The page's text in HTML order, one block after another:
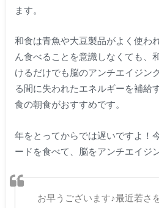
ます。
和食は青魚や大豆製品がよく使わ
ん食べることを意識しなくても、
けるだけでも脳のアンチエイジン
る間に失われたエネルギーを補給
食の朝食がおすすめです。
年をとってからでは遅いですよ！
ードを食べて、脳をアンチエイジ
お早うございます♪最近若さ